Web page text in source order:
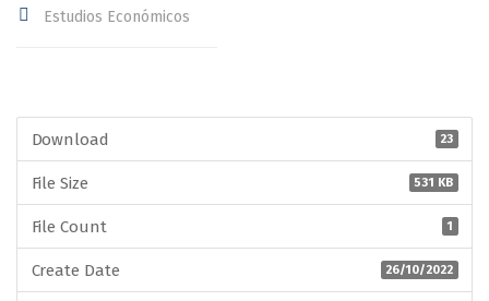
Estudios Económicos
Download 23
File Size 531 KB
File Count 1
Create Date 26/10/2022